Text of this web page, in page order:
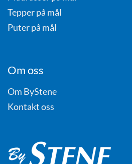
Tepper på mål
Puter på mål
Om oss
Om ByStene
Kontakt oss